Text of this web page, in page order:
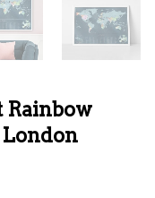
Rainbow